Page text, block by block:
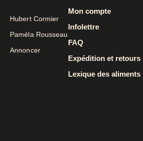
Hubert Cormier
Paméla Rousseau
Annoncer
Mon compte
Infolettre
FAQ
Expédition et retours
Lexique des aliments